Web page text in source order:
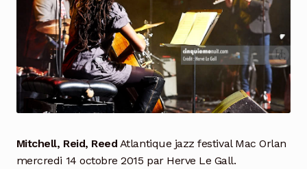
Mitchell, Reid, Reed Atlantique jazz festival Mac Orlan
mercredi 14 octobre 2015 par Herve Le Gall.